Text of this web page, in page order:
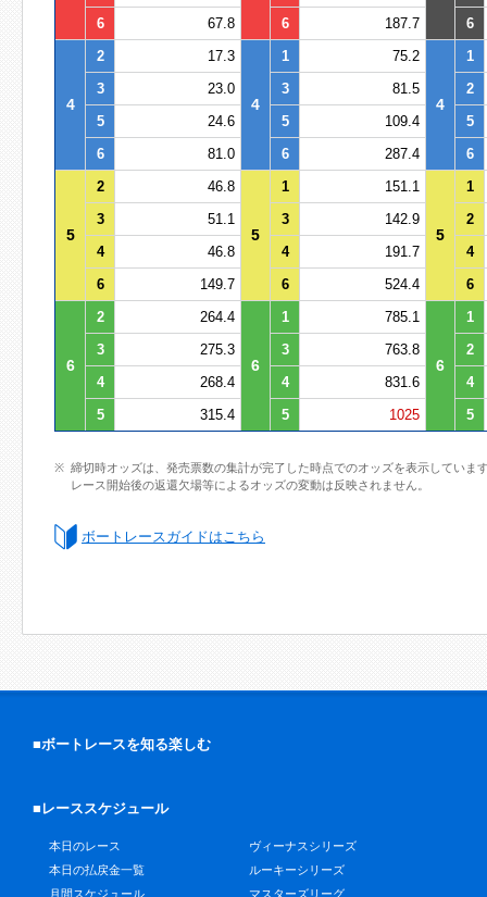
6
67.8 6 187.7 6
4
2 17.3
4
1 75.2
4
1
3
23.0 3 81.5
2
5
24.6 5 109.4
5
6
81.0 6 287.4 6
5
2 46.8
5
1 151.1
5
1
3
51.1 3 142.9
2
4
46.8 4 191.7
4
6
149.7 6 524.4 6
6
2 264.4
6
1 785.1
6
1
3
275.3 3 763.8
2
4
268.4 4 831.6
4
5
315.4 5 1025 5
締切時オッズは、発売票数の集計が完了した時点でのオッズを表示していま
レース開始後の返還欠場等によるオッズの変動は反映されません。
ボートレースガイドはこちら
■ボートレースを知る楽しむ
■レーススケジュール
本日のレース
本日の払戻金一覧
月間スケジュール
ヴィーナスシリーズ
ルーキーシリーズ
マスターズリーグ